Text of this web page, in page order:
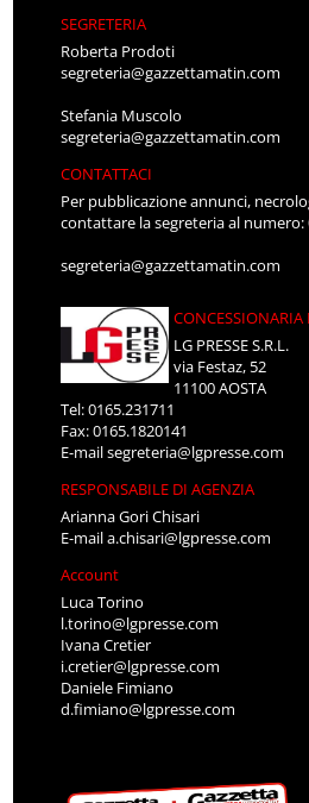
SEGRETERIA
Roberta Prodoti
segreteria@gazzettamatin.com
Stefania Muscolo
segreteria@gazzettamatin.com
CONTATTACI
Per pubblicazione annunci,
contattare la segreteria al numero:
segreteria@gazzettamatin.com
LG PRESSE S.R.L.
via Festaz, 52
11100 AOSTA
Tel: 0165.231711
Fax: 0165.1820141
E-mailsegreteria@lgpresse.com
RESPONSABILE DI AGENZIA
Arianna Gori Chisari
E-maila.chisari@lgpresse.com
Account
Luca Torino
l.torino@lgpresse.com
Ivana Cretier
i.cretier@lgpresse.com
Daniele Fimiano
d.fimiano@lgpresse.com